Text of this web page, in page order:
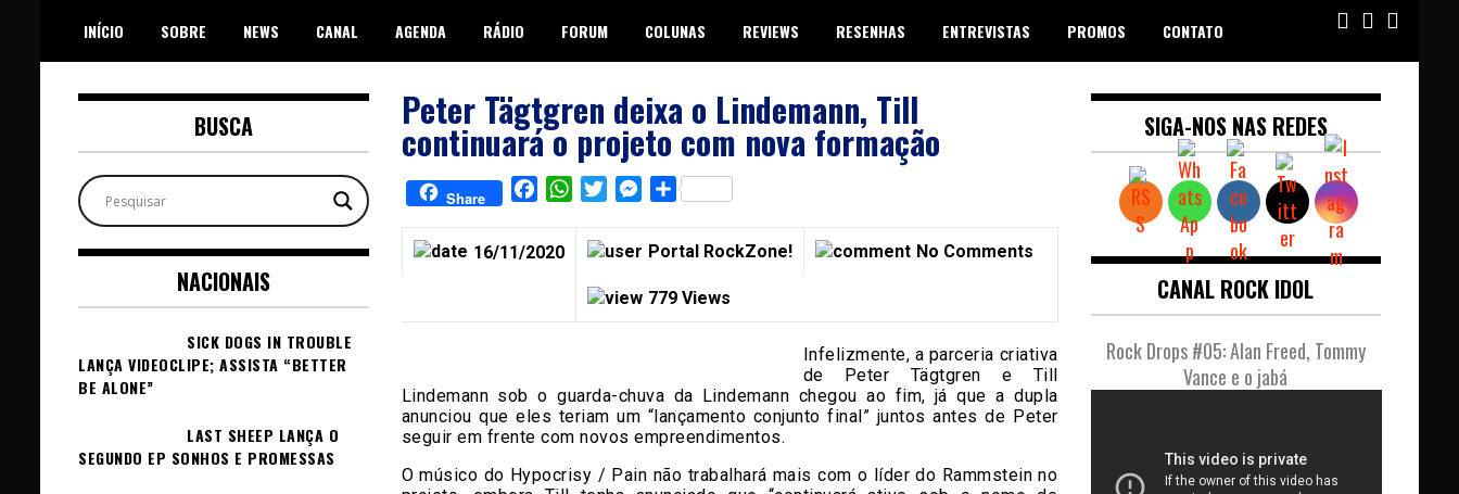
content
INÍCIO SOBRE NEWS CANAL AGENDA RÁDIO FORUM COLUNAS REVIEWS RESENHAS ENTREVISTAS PROMOS CONTATO
Peter Tägtgren deixa o Lindemann, Till
continuará o projeto com nova formação
Share FacebookWhatsAppTwitterMessenger
Share
16/11/2020 Portal RockZone! No Comments
779 Views
Infelizmente, a parceria criativa
de Peter Tägtgren e Till
Lindemann sob o guarda-chuva da Lindemann chegou ao fim, já que a dupla
anunciou que eles teriam um “lançamento conjunto final” juntos antes de Peter
seguir em frente com novos empreendimentos.
O músico do Hypocrisy / Pain não trabalhará mais com o líder do Rammstein no
BUSCA
NACIONAIS
SICK DOGS IN TROUBLE
LANÇA VIDEOCLIPE; ASSISTA “BETTER
BE ALONE”
LAST SHEEP LANÇA O
SEGUNDO EP SONHOS E PROMESSAS
SIGA-NOS NAS REDES
CANAL ROCK IDOL
Rock Drops #05: Alan Freed, Tommy
Vance e o jabá